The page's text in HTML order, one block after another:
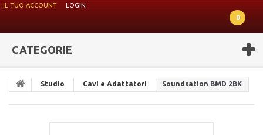
IL TUO ACCOUNT
LOGIN
0
CATEGORIE
Studio Cavi e Adattatori Soundsation BMD 2BK